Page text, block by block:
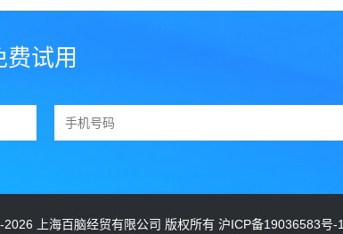
上海百脑经贸有限公司 版权所有 沪ICP备19036583号-1